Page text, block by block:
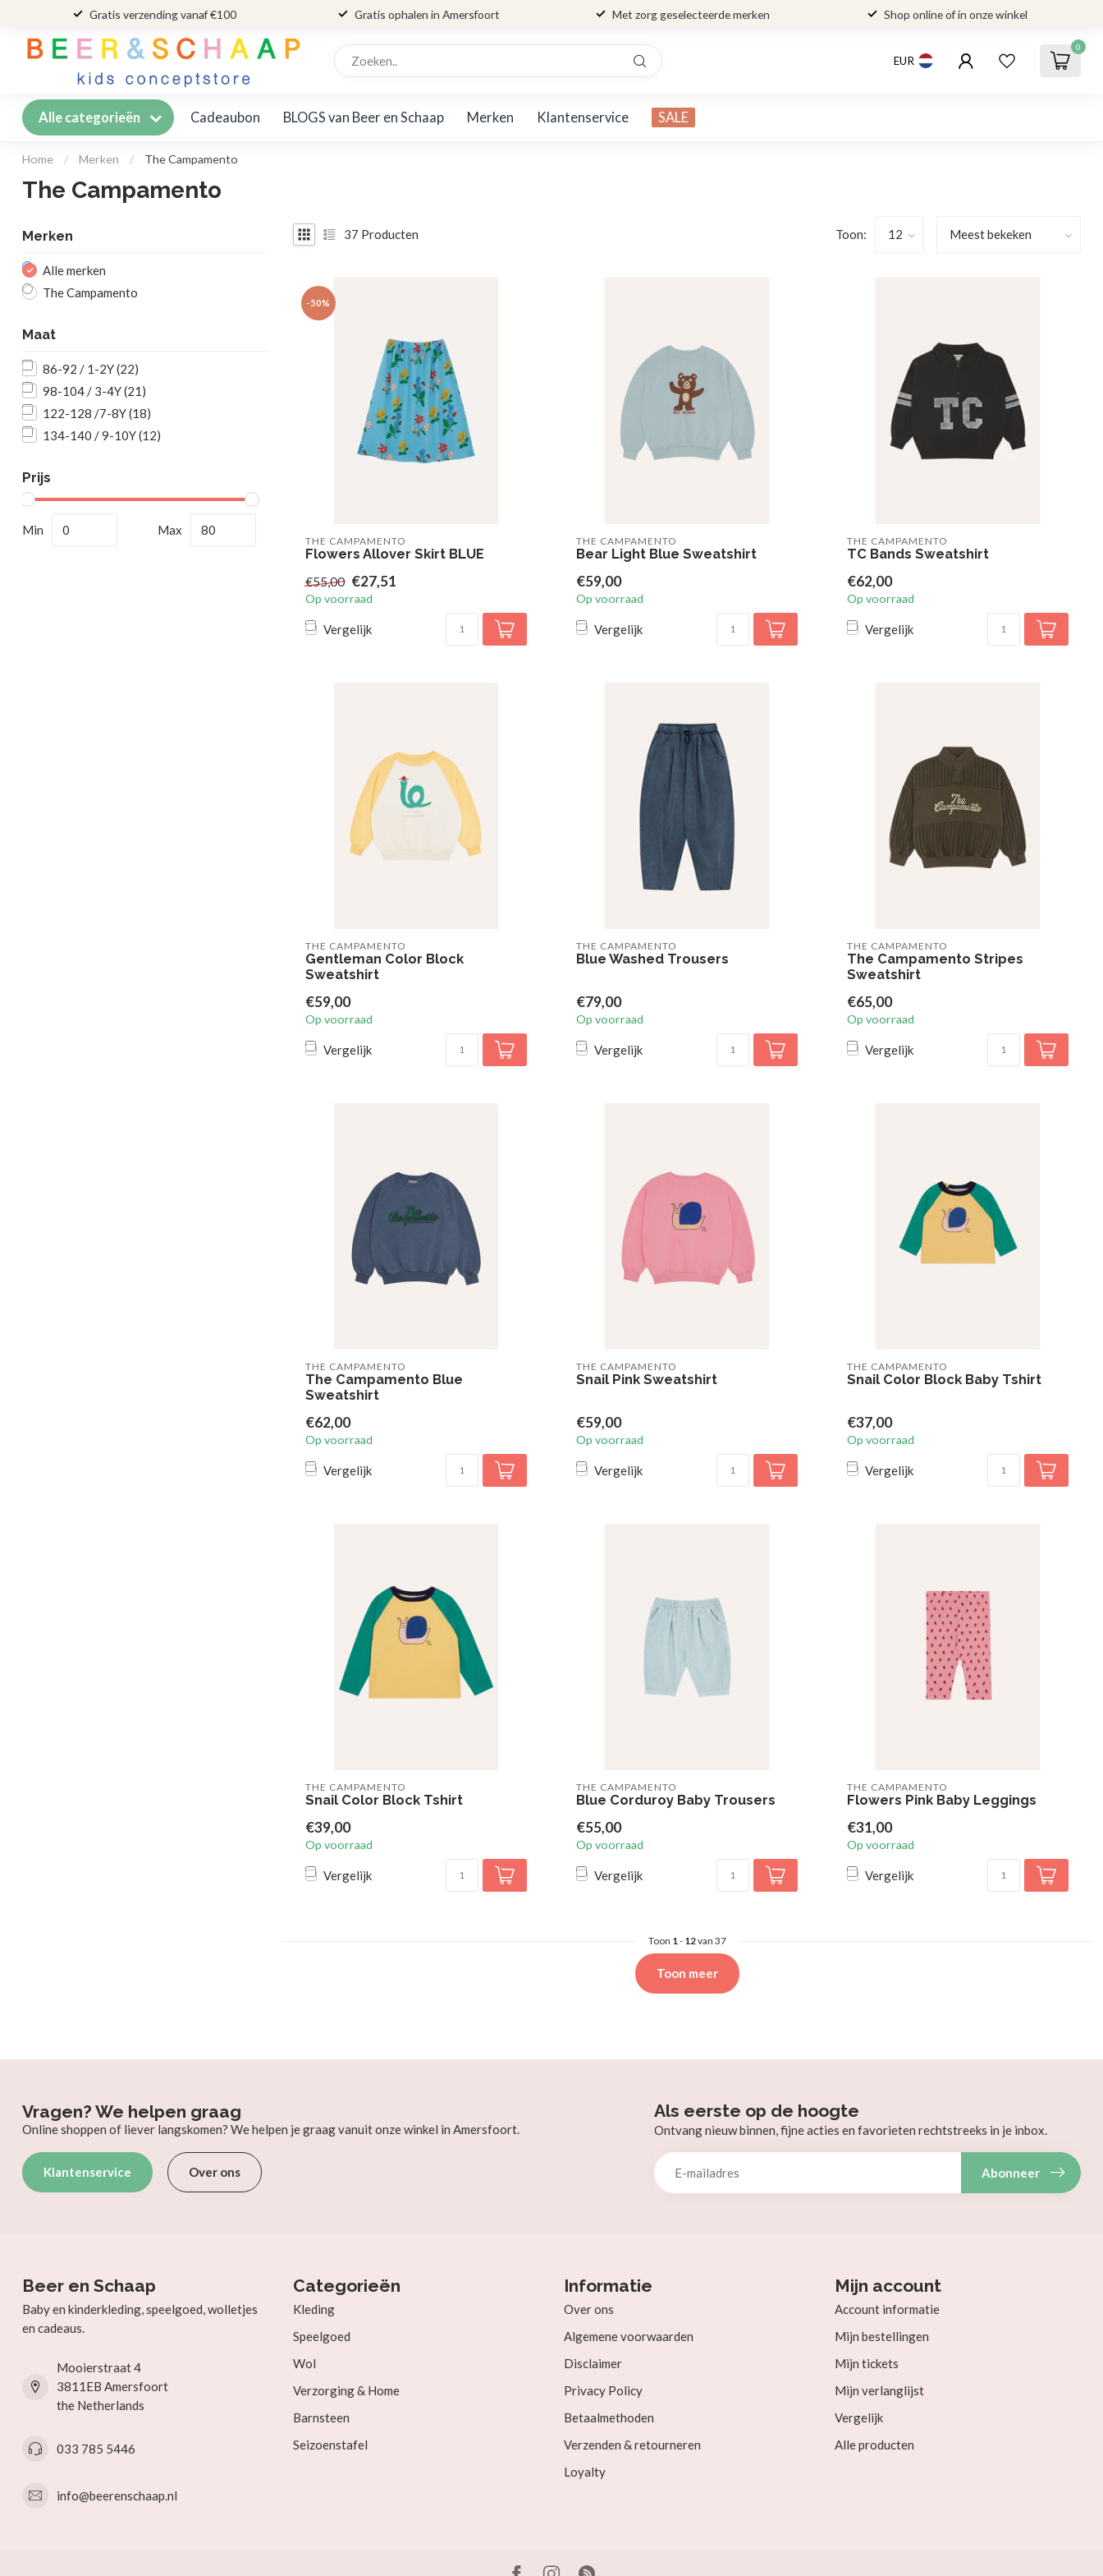
Gratis verzending vanaf €100 Gratis ophalen in Amersfoort Met zorg geselecteerde merken Shop online of in onze winkel
EUR
0
Alle categorieën Cadeaubon BLOGS van Beer en Schaap Merken Klantenservice SALE
Home / Merken / The Campamento
The Campamento
Merken
Alle merken
The Campamento
Maat
86-92 / 1-2Y(22)
98-104 / 3-4Y(21)
122-128 /7-8Y(18)
134-140 / 9-10Y(12)
Prijs
Min Max
37 Producten Toon:
-50%
THE CAMPAMENTO
Flowers Allover Skirt BLUE
€55,00 €27,51
Op voorraad
Vergelijk
THE CAMPAMENTO
Bear Light Blue Sweatshirt
€59,00
Op voorraad
Vergelijk
THE CAMPAMENTO
TC Bands Sweatshirt
€62,00
Op voorraad
Vergelijk
THE CAMPAMENTO
Gentleman Color Block
Sweatshirt
€59,00
Op voorraad
Vergelijk
THE CAMPAMENTO
Blue Washed Trousers
€79,00
Op voorraad
Vergelijk
THE CAMPAMENTO
The Campamento Stripes
Sweatshirt
€65,00
Op voorraad
Vergelijk
THE CAMPAMENTO
The Campamento Blue
Sweatshirt
€62,00
Op voorraad
Vergelijk
THE CAMPAMENTO
Snail Pink Sweatshirt
€59,00
Op voorraad
Vergelijk
THE CAMPAMENTO
Snail Color Block Baby Tshirt
€37,00
Op voorraad
Vergelijk
THE CAMPAMENTO
Snail Color Block Tshirt
€39,00
Op voorraad
Vergelijk
THE CAMPAMENTO
Blue Corduroy Baby Trousers
€55,00
Op voorraad
Vergelijk
THE CAMPAMENTO
Flowers Pink Baby Leggings
€31,00
Op voorraad
Vergelijk
Toon 1- 12van 37
Toon meer
Vragen? We helpen graag
Online shoppen of liever langskomen? We helpen je graag vanuit onze winkel in Amersfoort.
Klantenservice Over ons
Als eerste op de hoogte
Ontvang nieuw binnen, fijne acties en favorieten rechtstreeks in je inbox.
Abonneer
Beer en Schaap
Baby en kinderkleding, speelgoed, wolletjes
en cadeaus.
Mooierstraat 4
3811EB Amersfoort
the Netherlands
033 785 5446
info@beerenschaap.nl
Categorieën
Kleding
Speelgoed
Wol
Verzorging & Home
Barnsteen
Seizoenstafel
Informatie
Over ons
Algemene voorwaarden
Disclaimer
Privacy Policy
Betaalmethoden
Verzenden & retourneren
Loyalty
Mijn account
Account informatie
Mijn bestellingen
Mijn tickets
Mijn verlanglijst
Vergelijk
Alle producten